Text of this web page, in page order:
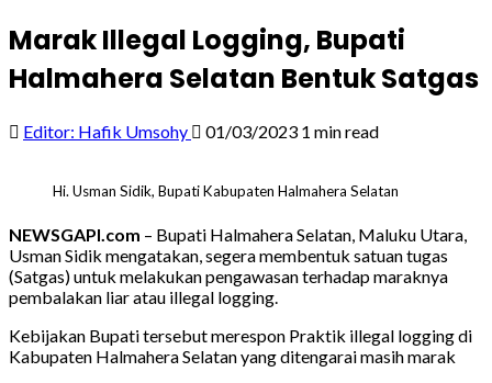
Marak Illegal Logging, Bupati
Halmahera Selatan Bentuk Satgas
Editor: Hafik Umsohy 01/03/2023 1 min read
Hi. Usman Sidik, Bupati Kabupaten Halmahera Selatan
NEWSGAPI.com – Bupati Halmahera Selatan, Maluku Utara,
Usman Sidik mengatakan, segera membentuk satuan tugas
(Satgas) untuk melakukan pengawasan terhadap maraknya
pembalakan liar atau illegal logging.
Kebijakan Bupati tersebut merespon Praktik illegal logging di
Kabupaten Halmahera Selatan yang ditengarai masih marak